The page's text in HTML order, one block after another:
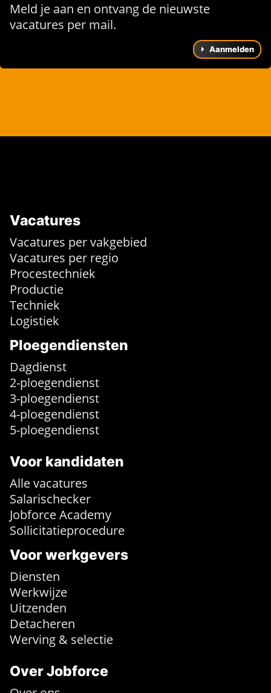
Meld je aan en ontvang de nieuwste
vacatures per mail.
Aanmelden
Vacatures
Vacatures per vakgebied
Vacatures per regio
Procestechniek
Productie
Techniek
Logistiek
Ploegendiensten
Dagdienst
2-ploegendienst
3-ploegendienst
4-ploegendienst
5-ploegendienst
Voor kandidaten
Alle vacatures
Salarischecker
Jobforce Academy
Sollicitatieprocedure
Voor werkgevers
Diensten
Werkwijze
Uitzenden
Detacheren
Werving & selectie
Over Jobforce